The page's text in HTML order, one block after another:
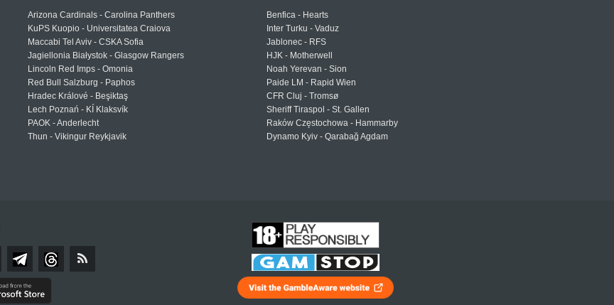
Arizona Cardinals - Carolina Panthers
KuPS Kuopio - Universitatea Craiova
Maccabi Tel Aviv - CSKA Sofia
Jagiellonia Białystok - Glasgow Rangers
Lincoln Red Imps - Omonia
Red Bull Salzburg - Paphos
Hradec Králové - Beşiktaş
Lech Poznań - KÍ Klaksvík
PAOK - Anderlecht
Thun - Vikingur Reykjavik
Benfica - Hearts
Inter Turku - Vaduz
Jablonec - RFS
HJK - Motherwell
Noah Yerevan - Sion
Paide LM - Rapid Wien
CFR Cluj - Tromsø
Sheriff Tiraspol - St. Gallen
Raków Częstochowa - Hammarby
Dynamo Kyiv - Qarabağ Agdam